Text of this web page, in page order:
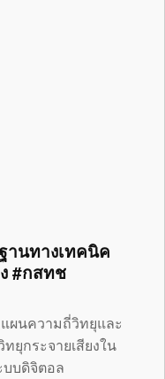
านทางเทคนิค
#กสทช
ผนความถี่วิทยุและ
ยุกระจายเสียงใน
บบดิจิตอล